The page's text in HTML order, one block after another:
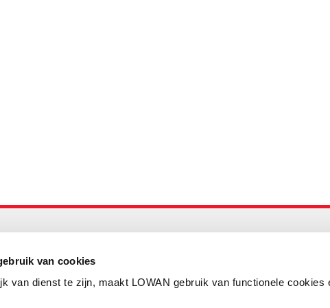
van cookies
van dienst te zijn, maakt LOWAN gebruik van functionele cookies